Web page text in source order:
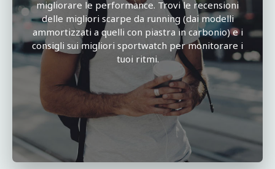
migliorare le performance. Trovi le recensioni
delle migliori scarpe da running (dai modelli
ammortizzati a quelli con piastra in carbonio) e i
consigli sui migliori sportwatch per monitorare i
tuoi ritmi.